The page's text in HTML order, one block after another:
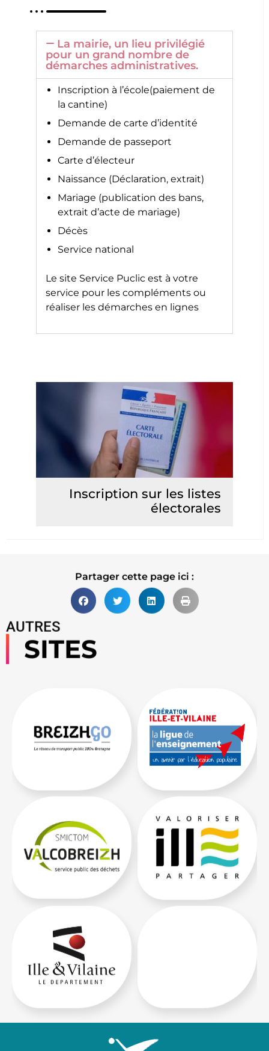
La mairie, un lieu privilégié
pour un grand nombre de
démarches administratives.
Inscription à l’école(paiement de
la cantine)
Demande de carte d’identité
Demande de passeport
Carte d’électeur
Naissance (Déclaration, extrait)
Mariage (publication des bans,
extrait d’acte de mariage)
Décès
Service national
Le site Service Puclic est à votre
service pour les compléments ou
réaliser les démarches en lignes
Inscription sur les listes
électorales
Partager cette page ici :
AUTRES
SITES